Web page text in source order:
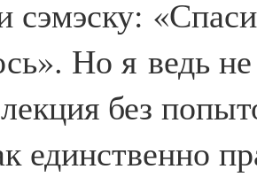
сэмэску:
Но я ведь
без
единственно